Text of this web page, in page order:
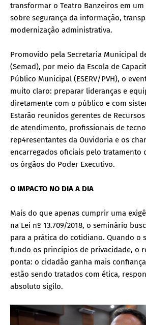
transformar o Teatro Banzeiros em
sobre segurança da informação,
modernização administrativa.
Promovido pela Secretaria Municipal
(Semad), por meio da Escola de
Público Municipal (ESERV/PVH), o
muito claro: preparar lideranças e
diretamente com o público e com
Estarão reunidos gerentes de
de atendimento, profissionais de
rep4resentantes da Ouvidoria e os
encarregados oficiais pelo tratamento
os órgãos do Poder Executivo.
O IMPACTO NO DIA A DIA
Mais do que apenas cumprir uma
na Lei nº 13.709/2018, o seminário
para a prática do cotidiano. Quando o
fundo os princípios de privacidade, o
ponta: o cidadão ganha mais
estão sendo tratados com ética,
absoluto sigilo.